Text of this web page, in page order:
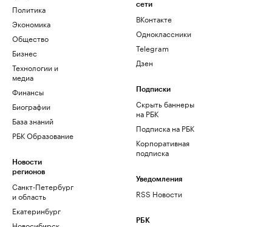
Политика
Экономика
Общество
Бизнес
Технологии и
медиа
Финансы
Биографии
База знаний
РБК Образование
Новости
регионов
Санкт-Петербург
и область
Екатеринбург
сети
ВКонтакте
Одноклассники
Telegram
Дзен
Подписки
Скрыть баннеры
на РБК
Подписка на РБК
Корпоративная
подписка
Уведомления
RSS Новости
РБК